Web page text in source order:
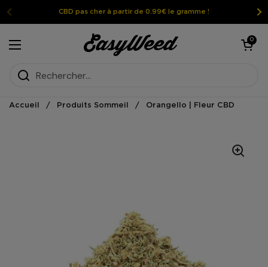
Passer au contenuCBD pas cher à partir de 0.99€ le gramme !
Ouvrir le menu
Ouvrir le
0
Accueil / Produits Sommeil / Orangello | Fleur CBD